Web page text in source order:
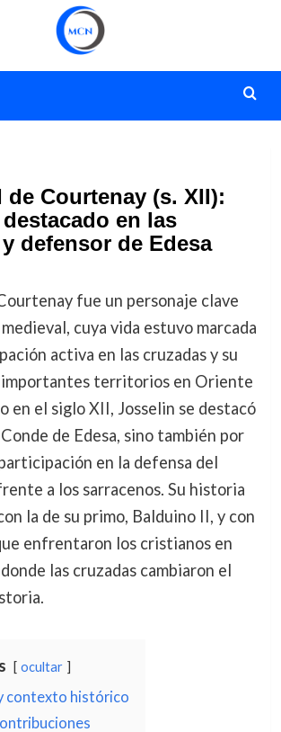
Courtenay (s. XII):
en las
defensor de Edesa
fue un personaje clave
cuya vida estuvo marcada
activa en las cruzadas y su
importantes territorios en Oriente
en el siglo XII, Josselin se destacó
de Edesa, sino también por
en la defensa del
a los sarracenos. Su historia
la de su primo, Balduino II, y con
enfrentaron los cristianos en
las cruzadas cambiaron el
ocultar
contexto histórico